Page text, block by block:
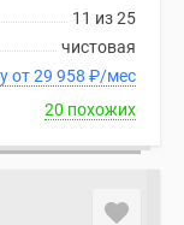
11 из 25
чистовая
В ипотеку от 29 958 ₽/мес
20 похожих